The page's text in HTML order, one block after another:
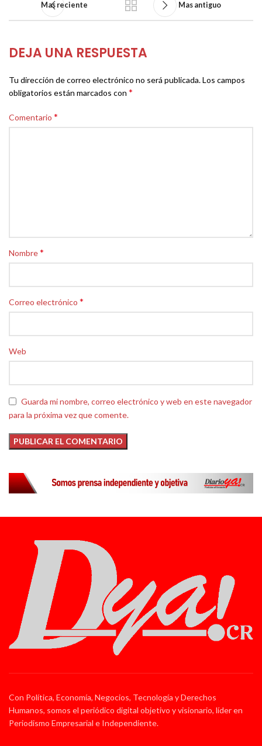
Mas reciente Mas antiguo
DEJA UNA RESPUESTA
Tu dirección de correo electrónico no será publicada.Los campos
obligatorios están marcados con *
Comentario *
Nombre*
Correo electrónico *
Web
Guarda mi nombre, correo electrónico y web en este navegador
para la próxima vez que comente.
Con Política, Economía, Negocios, Tecnología y Derechos
Humanos, somos el periódico digital objetivo y visionario, líder en
Periodismo Empresarial e Independiente.